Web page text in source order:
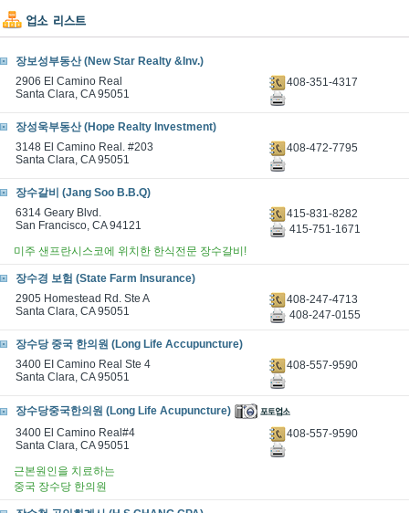
장보성부동산 (New Star Realty &Inv.)
2906 El Camino Real
Santa Clara, CA 95051
408-351-4317
장성욱부동산 (Hope Realty Investment)
3148 El Camino Real. #203
Santa Clara, CA 95051
408-472-7795
장수갈비 (Jang Soo B.B.Q)
6314 Geary Blvd.
San Francisco, CA 94121
415-831-8282
415-751-1671
미주 샌프란시스코에 위치한 한식전문 장수갈비!
장수경 보험 (State Farm Insurance)
2905 Homestead Rd. Ste A
Santa Clara, CA 95051
408-247-4713
408-247-0155
장수당 중국 한의원 (Long Life Accupuncture)
3400 EI Camino Real Ste 4
Santa Clara, CA 95051
408-557-9590
장수당중국한의원 (Long Life Acupuncture)
3400 El Camino Real#4
Santa Clara, CA 95051
408-557-9590
근본원인을 치료하는
중국 장수당 한의원